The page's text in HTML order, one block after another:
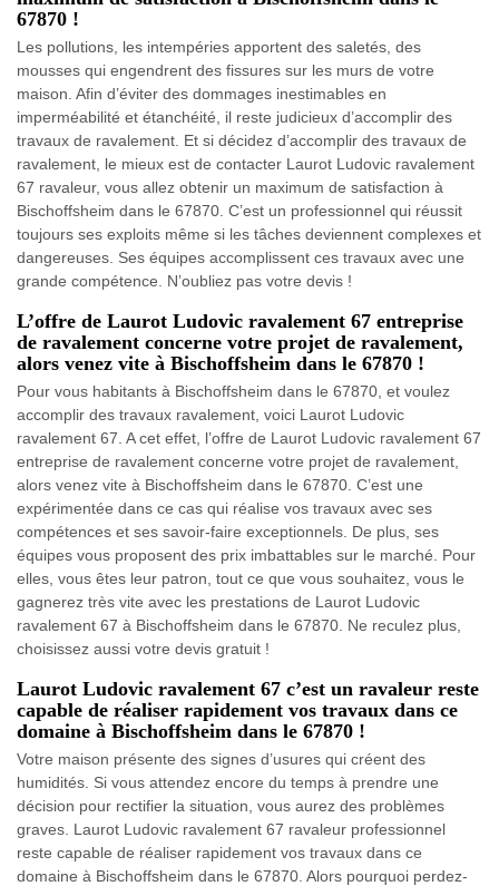
67870 !
Les pollutions, les intempéries apportent des saletés, des
mousses qui engendrent des fissures sur les murs de votre
maison. Afin d’éviter des dommages inestimables en
imperméabilité et étanchéité, il reste judicieux d’accomplir des
travaux de ravalement. Et si décidez d’accomplir des travaux de
ravalement, le mieux est de contacter Laurot Ludovic ravalement
67 ravaleur, vous allez obtenir un maximum de satisfaction à
Bischoffsheim dans le 67870. C’est un professionnel qui réussit
toujours ses exploits même si les tâches deviennent complexes et
dangereuses. Ses équipes accomplissent ces travaux avec une
grande compétence. N’oubliez pas votre devis !
L’offre de Laurot Ludovic ravalement 67 entreprise
de ravalement concerne votre projet de ravalement,
alors venez vite à Bischoffsheim dans le 67870 !
Pour vous habitants à Bischoffsheim dans le 67870, et voulez
accomplir des travaux ravalement, voici Laurot Ludovic
ravalement 67. A cet effet, l’offre de Laurot Ludovic ravalement 67
entreprise de ravalement concerne votre projet de ravalement,
alors venez vite à Bischoffsheim dans le 67870. C’est une
expérimentée dans ce cas qui réalise vos travaux avec ses
compétences et ses savoir-faire exceptionnels. De plus, ses
équipes vous proposent des prix imbattables sur le marché. Pour
elles, vous êtes leur patron, tout ce que vous souhaitez, vous le
gagnerez très vite avec les prestations de Laurot Ludovic
ravalement 67 à Bischoffsheim dans le 67870. Ne reculez plus,
choisissez aussi votre devis gratuit !
Laurot Ludovic ravalement 67 c’est un ravaleur reste
capable de réaliser rapidement vos travaux dans ce
domaine à Bischoffsheim dans le 67870 !
Votre maison présente des signes d’usures qui créent des
humidités. Si vous attendez encore du temps à prendre une
décision pour rectifier la situation, vous aurez des problèmes
graves. Laurot Ludovic ravalement 67 ravaleur professionnel
reste capable de réaliser rapidement vos travaux dans ce
domaine à Bischoffsheim dans le 67870. Alors pourquoi perdez-